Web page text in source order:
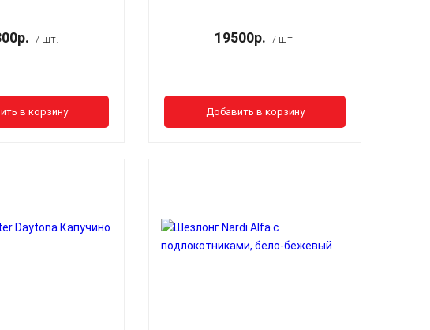
/ шт.
в корзину
19500р. / шт.
Добавить в корзину